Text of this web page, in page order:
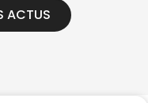
ACTUS